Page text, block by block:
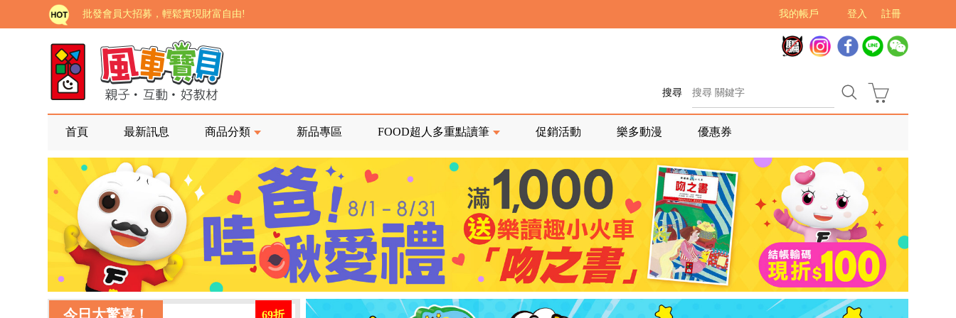
註冊
登入
我的帳戶
批發會員大招募，輕鬆實現財富自由!
如需更改或重開發票 需在訂單成立三天內通知客服 寄回發票需附上回郵郵票
老師您好!!幼教會員火熱招募中~
海外購物免煩惱！點我查看『海外購物流程說明』
家長樂了!「風車書版集團暨FOOD超人企業總部」目前正興建中!
批發會員大招募，輕鬆實現財富自由!
如需更改或重開發票 需在訂單成立三天內通知客服 寄回發票需附上回郵郵票
老師您好!!幼教會員火熱招募中~
海外購物免煩惱！點我查看『海外購物流程說明』
搜尋
首頁 最新訊息 商品分類 新品專區 FOOD超人多重點讀筆 促銷活動 樂多動漫 優惠券
今日大驚喜！ 69折